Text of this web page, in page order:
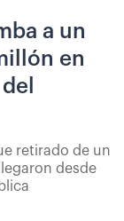
a un
en
retirado de un
desde